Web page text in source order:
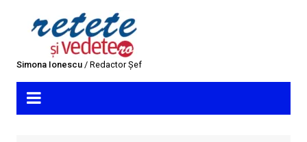
Simona Ionescu/ Redactor Șef